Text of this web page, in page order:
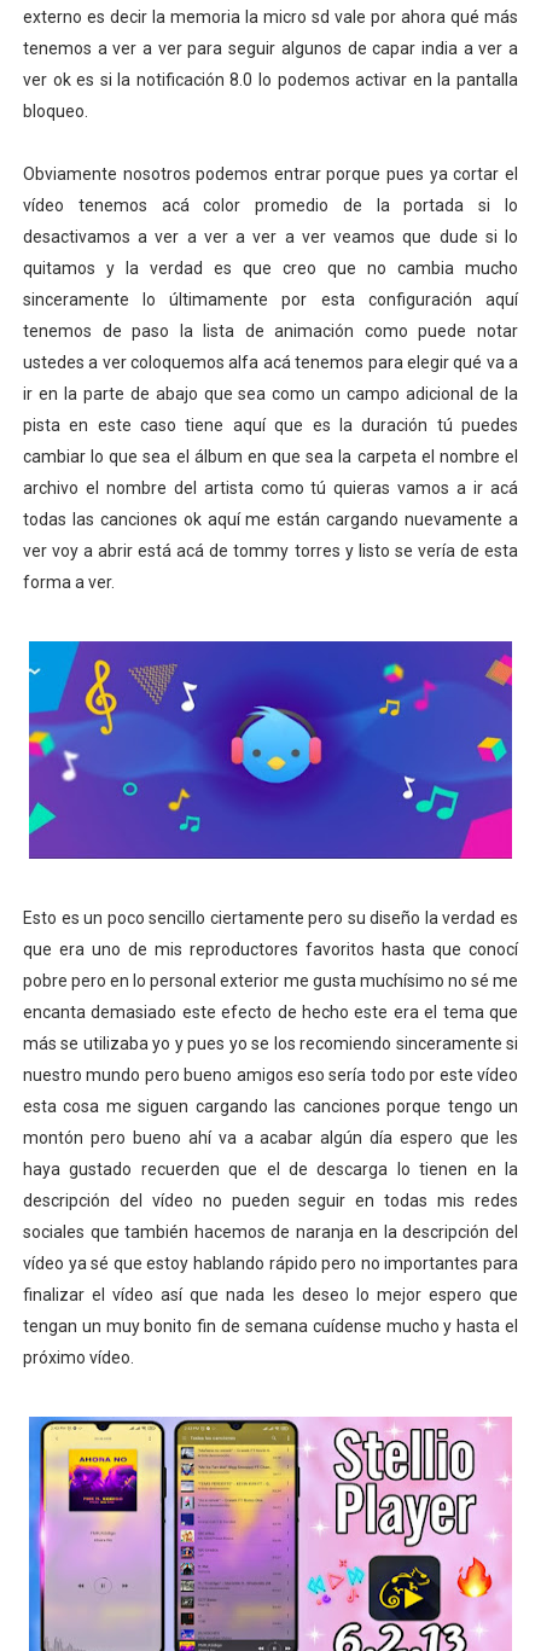
externo es decir la memoria la micro sd vale por ahora qué más
tenemos a ver a ver para seguir algunos de capar india a ver a
ver ok es si la notificación 8.0 lo podemos activar en la pantalla
bloqueo.
Obviamente nosotros podemos entrar porque pues ya cortar el
vídeo tenemos acá color promedio de la portada si lo
desactivamos a ver a ver a ver a ver veamos que dude si lo
quitamos y la verdad es que creo que no cambia mucho
sinceramente lo últimamente por esta configuración aquí
tenemos de paso la lista de animación como puede notar
ustedes a ver coloquemos alfa acá tenemos para elegir qué va a
ir en la parte de abajo que sea como un campo adicional de la
pista en este caso tiene aquí que es la duración tú puedes
cambiar lo que sea el álbum en que sea la carpeta el nombre el
archivo el nombre del artista como tú quieras vamos a ir acá
todas las canciones ok aquí me están cargando nuevamente a
ver voy a abrir está acá de tommy torres y listo se vería de esta
forma a ver.
Esto es un poco sencillo ciertamente pero su diseño la verdad es
que era uno de mis reproductores favoritos hasta que conocí
pobre pero en lo personal exterior me gusta muchísimo no sé me
encanta demasiado este efecto de hecho este era el tema que
más se utilizaba yo y pues yo se los recomiendo sinceramente si
nuestro mundo pero bueno amigos eso sería todo por este vídeo
esta cosa me siguen cargando las canciones porque tengo un
montón pero bueno ahí va a acabar algún día espero que les
haya gustado recuerden que el de descarga lo tienen en la
descripción del vídeo no pueden seguir en todas mis redes
sociales que también hacemos de naranja en la descripción del
vídeo ya sé que estoy hablando rápido pero no importantes para
finalizar el vídeo así que nada les deseo lo mejor espero que
tengan un muy bonito fin de semana cuídense mucho y hasta el
próximo vídeo.